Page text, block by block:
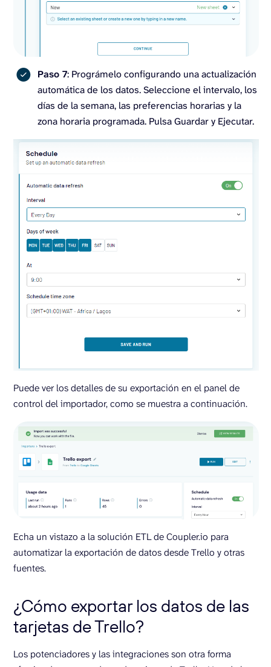
Paso 7: Prográmelo configurando una actualización
automática de los datos. Seleccione el intervalo, los
días de la semana, las preferencias horarias y la
zona horaria programada. Pulsa Guardar y Ejecutar.
Puede ver los detalles de su exportación en el panel de
control del importador, como se muestra a continuación.
Echa un vistazo a la solución ETL de Coupler.io para
automatizar la exportación de datos desde Trello y otras
fuentes.
¿Cómo exportar los datos de las
tarjetas de Trello?
Los potenciadores y las integraciones son otra forma